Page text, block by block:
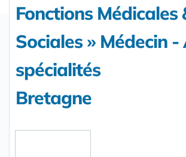
Fonctions Médicales
Sociales » Médecin
spécialités
Bretagne